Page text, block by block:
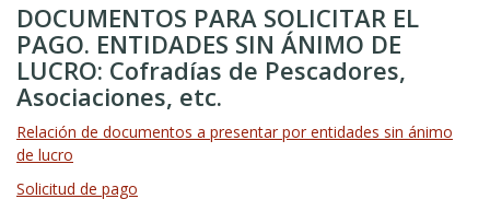
DOCUMENTOS PARA SOLICITAR EL
PAGO. ENTIDADES SIN ÁNIMO DE
LUCRO: Cofradías de Pescadores,
Asociaciones, etc.
Relación de documentos a presentar por entidades sin ánimo
de lucro
Solicitud de pago